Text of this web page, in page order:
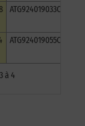
ATG924019033C12
ATG924019055C12
3 à 4